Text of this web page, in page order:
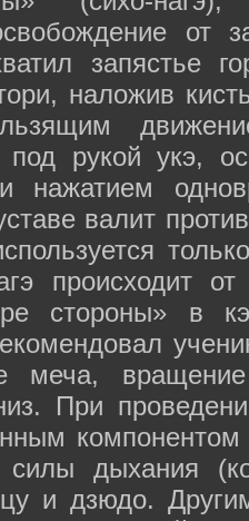
от
запястье
наложив
под рукой укэ,
нажатием
валит
происходит
стороны» в
меча,
При
компонентом
дыхания
и дзюдо.